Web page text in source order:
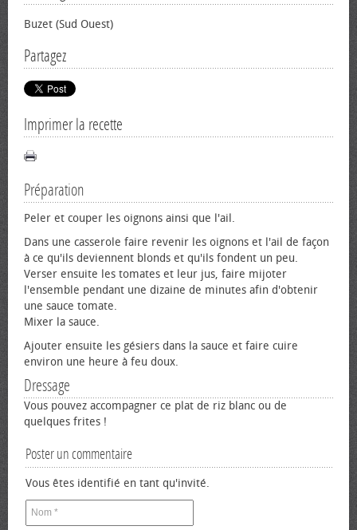
Buzet (Sud Ouest)
Partagez
Imprimer la recette
Préparation
Peler et couper les oignons ainsi que l'ail.
Dans une casserole faire revenir les oignons et l'ail de façon
à ce qu'ils deviennent blonds et qu'ils fondent un peu.
Verser ensuite les tomates et leur jus, faire mijoter
l'ensemble pendant une dizaine de minutes afin d'obtenir
une sauce tomate.
Mixer la sauce.
Ajouter ensuite les gésiers dans la sauce et faire cuire
environ une heure à feu doux.
Dressage
Vous pouvez accompagner ce plat de riz blanc ou de
quelques frites !
Poster un commentaire
Vous êtes identifié en tant qu'invité.